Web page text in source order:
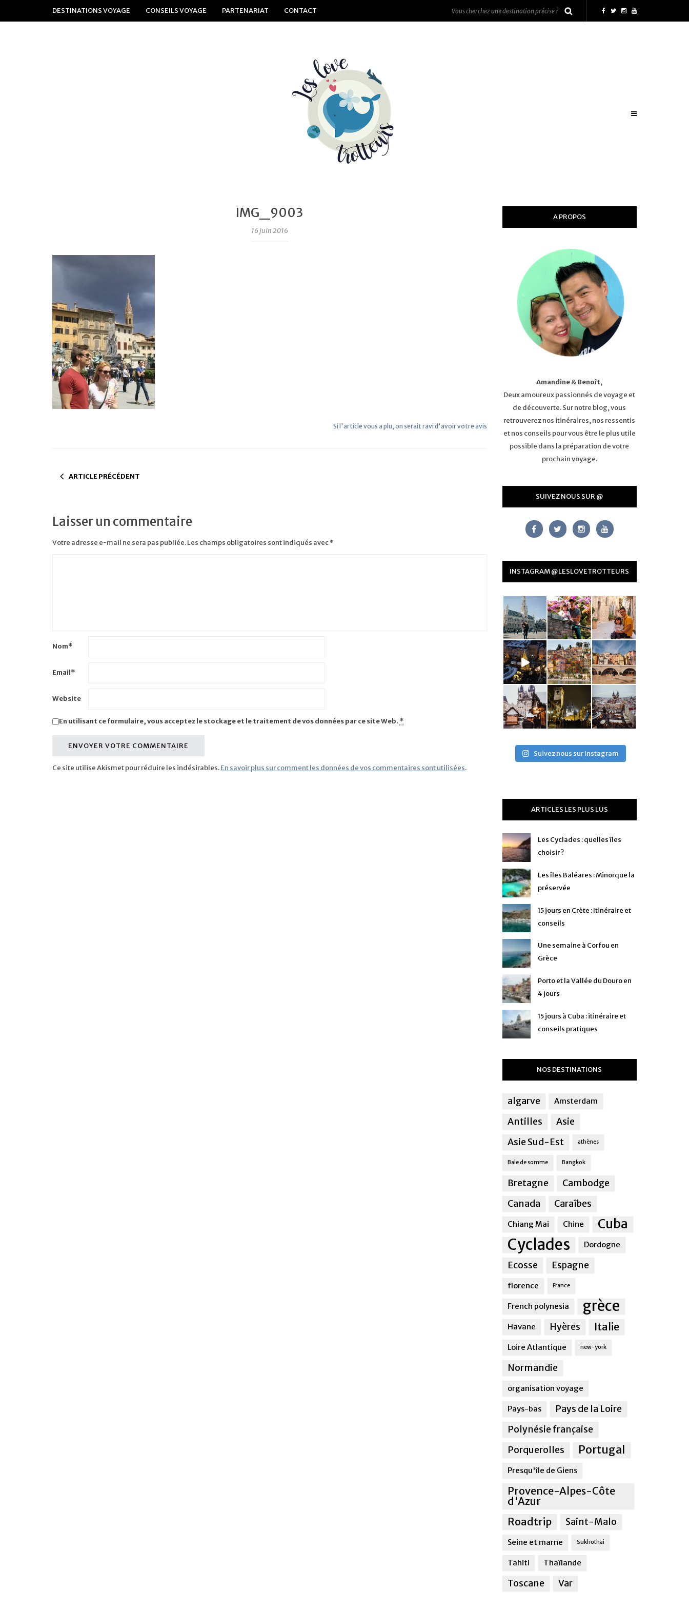
DESTINATIONS VOYAGE CONSEILS VOYAGE PARTENARIAT CONTACT
IMG_9003
16 juin 2016
Si l'article vous a plu, on serait ravi d'avoir votre avis
ARTICLE PRÉCÉDENT
Laisser un commentaire
Votre adresse e-mail ne sera pas publiée.Les champs obligatoires sont indiqués avec*
Nom*
Email*
Website
En utilisant ce formulaire, vous acceptez le stockage et le traitement de vos données par ce site Web. *
Ce site utilise Akismet pour réduire les indésirables.En savoir plus sur comment les données de vos commentaires sont utilisées.
A PROPOS
Amandine&Benoît,
Deux amoureux passionnés de voyage et
de découverte. Sur notre blog, vous
retrouverez nos itinéraires, nos ressentis
et nos conseils pour vous être le plus utile
possible dans la préparation de votre
prochain voyage.
SUIVEZ NOUS SUR @
INSTAGRAM @LESLOVETROTTEURS
Suivez nous sur Instagram
ARTICLES LES PLUS LUS
Les Cyclades : quelles îles
choisir ?
Les îles Baléares : Minorque la
préservée
15 jours en Crète : Itinéraire et
conseils
Une semaine à Corfou en
Grèce
Porto et la Vallée du Douro en
4 jours
15 jours à Cuba : itinéraire et
conseils pratiques
NOS DESTINATIONS
algarve Amsterdam
Antilles
Asie
Asie Sud-Est
athènes
Baie de somme Bangkok
Bretagne
Cambodge
Canada
Caraîbes
Chiang Mai Chine Cuba
Cyclades Dordogne
Ecosse Espagne
florence France
French polynesia grèce
Havane Hyères Italie
Loire Atlantique new-york
Normandie
organisation voyage
Pays-bas
Pays de la Loire
Polynésie française
Porquerolles
Portugal
Presqu'île de Giens
Provence-Alpes-Côte
d'Azur
Roadtrip
Saint-Malo
Seine et marne Sukhothai
Tahiti Thaïlande
Toscane Var